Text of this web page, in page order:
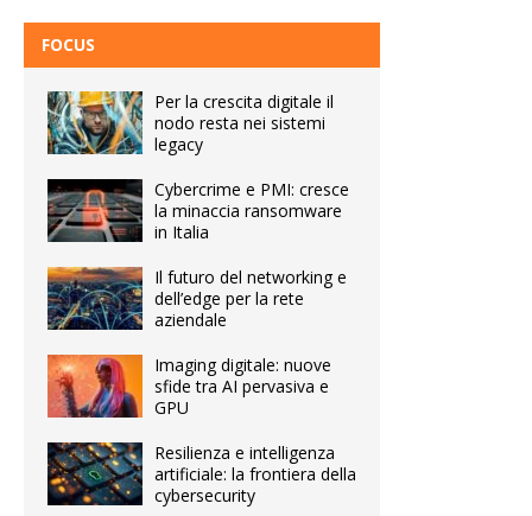
FOCUS
Per la crescita digitale il
nodo resta nei sistemi
legacy
Cybercrime e PMI: cresce
la minaccia ransomware
in Italia
Il futuro del networking e
dell’edge per la rete
aziendale
Imaging digitale: nuove
sfide tra AI pervasiva e
GPU
Resilienza e intelligenza
artificiale: la frontiera della
cybersecurity